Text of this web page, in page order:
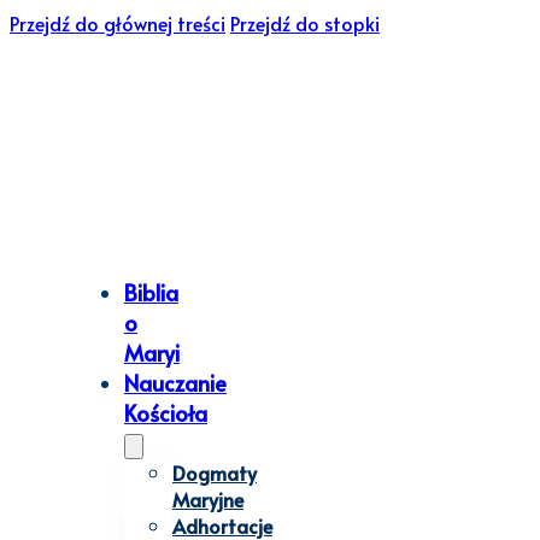
Przejdź do głównej treści Przejdź do stopki
Biblia
o
Maryi
Nauczanie
Kościoła
Dogmaty
Maryjne
Adhortacje